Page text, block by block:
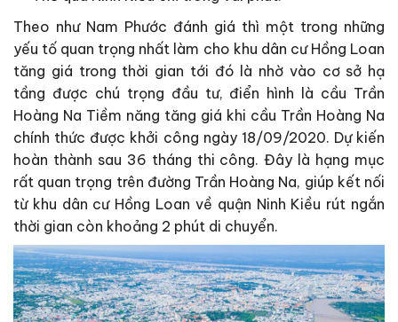
Theo như Nam Phước đánh giá thì một trong những
yếu tố quan trọng nhất làm cho khu dân cư Hồng Loan
tăng giá trong thời gian tới đó là nhờ vào cơ sở hạ
tầng được chú trọng đầu tư, điển hình là cầu Trần
Hoàng Na Tiềm năng tăng giá khi cầu Trần Hoàng Na
chính thức được khởi công ngày 18/09/2020. Dự kiến
hoàn thành sau 36 tháng thi công. Đây là hạng mục
rất quan trọng trên đường Trần Hoàng Na, giúp kết nối
từ khu dân cư Hồng Loan về quận Ninh Kiều rút ngắn
thời gian còn khoảng 2 phút di chuyển.